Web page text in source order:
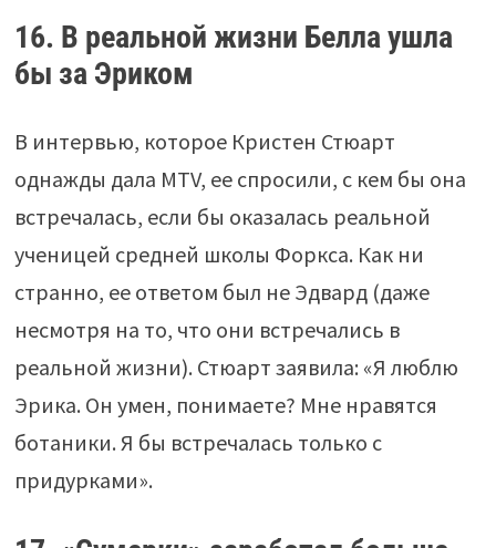
16. В реальной жизни Белла ушла
бы за Эриком
В интервью, которое Кристен Стюарт
однажды дала MTV, ее спросили, с кем бы она
встречалась, если бы оказалась реальной
ученицей средней школы Форкса. Как ни
странно, ее ответом был не Эдвард (даже
несмотря на то, что они встречались в
реальной жизни). Стюарт заявила: «Я люблю
Эрика. Он умен, понимаете? Мне нравятся
ботаники. Я бы встречалась только с
придурками».